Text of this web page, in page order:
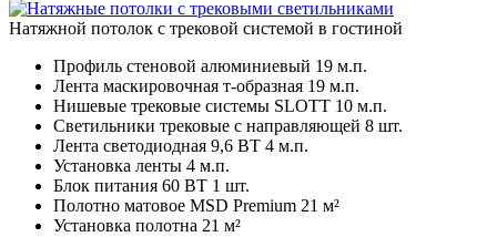
Натяжной потолок с трековой системой в гостиной
Профиль стеновой алюминиевый 19 м.п.
Лента маскировочная т-образная 19 м.п.
Нишевые трековые системы SLOTT 10 м.п.
Светильники трековые с направляющей 8 шт.
Лента светодиодная 9,6 ВТ 4 м.п.
Установка ленты 4 м.п.
Блок питания 60 ВТ 1 шт.
Полотно матовое MSD Premium 21 м²
Установка полотна 21 м²